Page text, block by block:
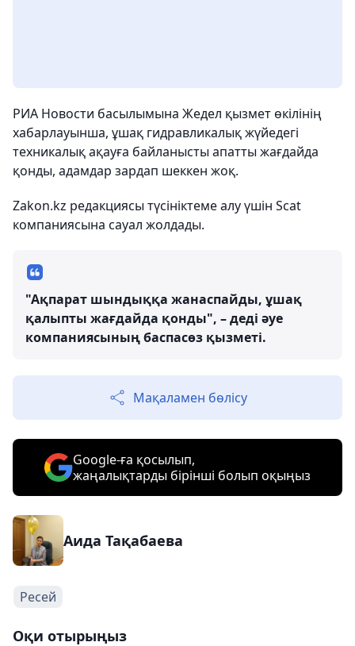
РИА Новости басылымына Жедел қызмет өкілінің
хабарлауынша, ұшақ гидравликалық жүйедегі
техникалық ақауға байланысты апатты жағдайда
қонды, адамдар зардап шеккен жоқ.
Zakon.kz редакциясы түсініктеме алу үшін Scat
компаниясына сауал жолдады.
"Ақпарат шындыққа жанаспайды, ұшақ
қалыпты жағдайда қонды", – деді әуе
компаниясының баспасөз қызметі.
Мақаламен бөлісу
Google-ға қосылып,
жаңалықтарды бірінші болып оқыңыз
Аида Тақабаева
Ресей
Оқи отырыңыз